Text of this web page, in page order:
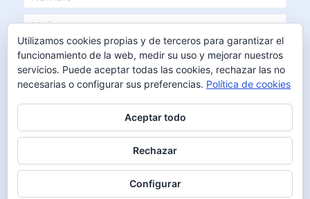
ENVIAR
Utilizamos cookies propias y de terceros para garantizar el
funcionamiento de la web, medir su uso y mejorar nuestros
servicios. Puede aceptar todas las cookies, rechazar las no
necesarias o configurar sus preferencias. Política de cookies
Aceptar todo
Rechazar
Configurar